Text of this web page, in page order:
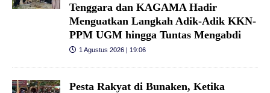
Tenggara dan KAGAMA Hadir
Menguatkan Langkah Adik-Adik KKN-
PPM UGM hingga Tuntas Mengabdi
1 Agustus 2026 | 19:06
Pesta Rakyat di Bunaken, Ketika